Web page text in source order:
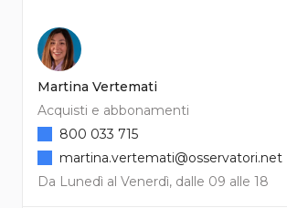
Martina Vertemati
Acquisti e abbonamenti
Da Lunedì al Venerdì, dalle 09 alle 18
800 033 715
martina.vertemati@osservatori.net